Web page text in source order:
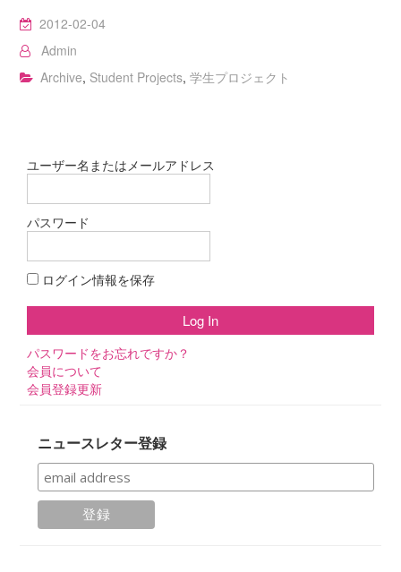
2012-02-04
Admin
Archive, Student Projects,学生プロジェクト
ユーザー名またはメールアドレス
パスワード
ログイン情報を保存
パスワードをお忘れですか？
会員について
会員登録更新
ニュースレター登録